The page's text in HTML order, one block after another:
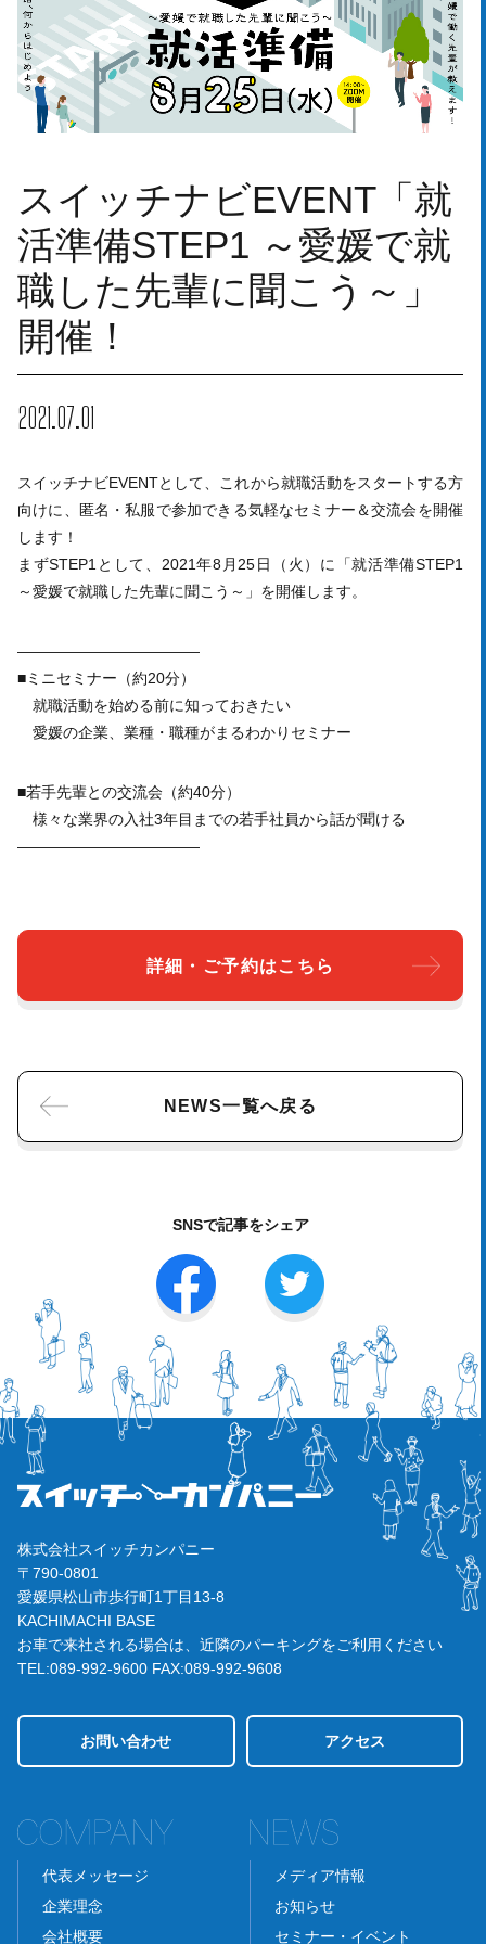
スイッチナビEVENT「就
活準備STEP1 ～愛媛で就
職した先輩に聞こう～」
開催！
2021.07.01
スイッチナビEVENTとして、これから就職活動をスタートする方
向けに、匿名・私服で参加できる気軽なセミナー＆交流会を開催
します！
まずSTEP1として、2021年8月25日（火）に「就活準備STEP1
～愛媛で就職した先輩に聞こう～」を開催します。
————————————
■ミニセミナー（約20分）
就職活動を始める前に知っておきたい
愛媛の企業、業種・職種がまるわかりセミナー
■若手先輩との交流会（約40分）
様々な業界の入社3年目までの若手社員から話が聞ける
————————————
詳細・ご予約はこちら
NEWS一覧へ戻る
SNSで記事をシェア
株式会社スイッチカンパニー
〒790-0801
愛媛県松山市歩行町1丁目13-8
KACHIMACHI BASE
お車で来社される場合は、近隣のパーキングをご利用ください
TEL:089-992-9600 FAX:089-992-9608
お問い合わせ アクセス
代表メッセージ
企業理念
会社概要
メディア情報
お知らせ
セミナー・イベント